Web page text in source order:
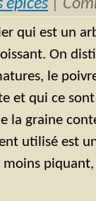
épices
qui est un
On
le
et qui ce
la graine
utilisé est